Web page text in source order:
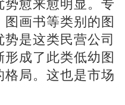
画书等类别的图
是这类民营公司
成了此类低幼图
局。这也是市场